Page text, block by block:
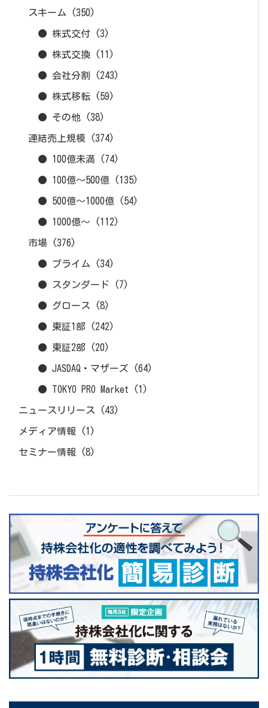
スキーム (350)
● 株式交付 (3)
● 株式交換 (11)
● 会社分割 (243)
● 株式移転 (59)
● その他 (38)
連結売上規模 (374)
● 100億未満 (74)
● 100億～500億 (135)
● 500億～1000億 (54)
● 1000億～ (112)
市場 (376)
● プライム (34)
● スタンダード (7)
● グロース (8)
● 東証1部 (242)
● 東証2部 (20)
● JASDAQ・マザーズ (64)
● TOKYO PRO Market (1)
ニュースリリース (43)
メディア情報 (1)
セミナー情報 (8)